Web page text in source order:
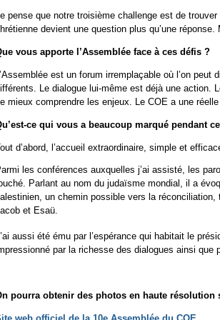
pense que notre troisième challenge est de
devient une question plus qu’une
vous apporte l’Assemblée face à ces défis ?
est un forum irremplaçable où l’on
Le dialogue lui-même est déjà une action.
mieux comprendre les enjeux. Le COE a une
ce qui vous a beaucoup marqué pendant
d’abord, l’accueil extraordinaire, simple et
les conférences auxquelles j’ai assisté, les
Parlant au nom du judaïsme mondial, il a
un chemin possible vers la
et Esaü.
aussi été ému par l’espérance qui habitait le
par la richesse des dialogues ainsi
pourra obtenir des photos en haute résolution